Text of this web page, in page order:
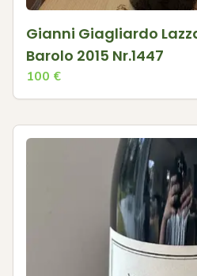
Gianni Giagliardo
Barolo 2015 Nr.1447
100 €